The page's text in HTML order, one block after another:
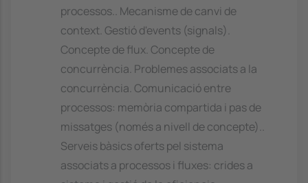
processos.. Mecanisme de canvi de
context. Gestió d'events (signals).
Concepte de flux. Concepte de
concurrència. Problemes associats a la
concurrència. Comunicació entre
processos: memòria compartida i pas de
missatges (només a nivell de concepte)..
Serveis bàsics oferts pel sistema
associats a processos i fluxes: crides a